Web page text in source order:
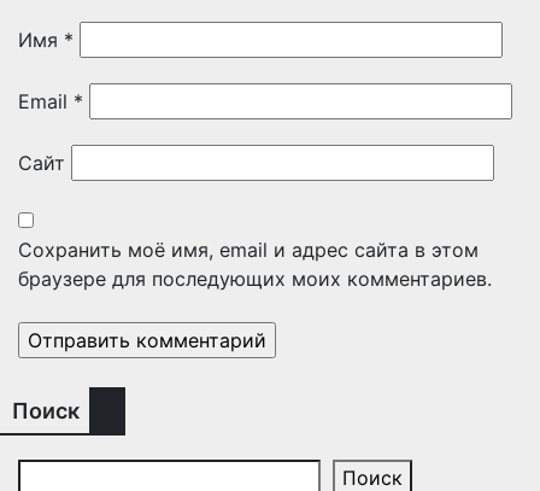
Имя *
Email *
Сайт
Сохранить моё имя, email и адрес сайта в этом
браузере для последующих моих комментариев.
Поиск
Поиск